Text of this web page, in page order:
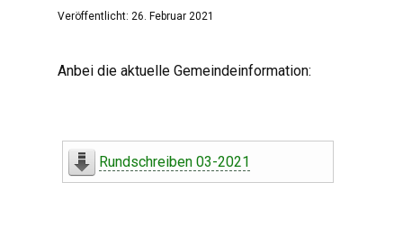
Veröffentlicht: 26. Februar 2021
Anbei die aktuelle Gemeindeinformation:
Rundschreiben 03-2021